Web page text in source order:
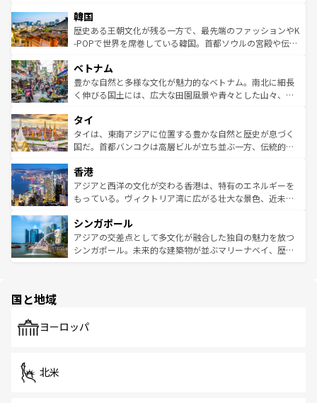
はコンテンツ一覧
いる。アクティビティも充実しており、サーフィンやダイ
ビング、ハイキングなど、アウトドア好きにはたまらな
い。オーストラリアの多彩な魅力を存分に味わいつくそ
参照してほしい。
ン）、静ひつな山岳地帯である台湾東部など、都市の喧騒
と山間の静けさが共存しており、訪れる人に新しい発見と
驚きをもたらしてくれる。また、奥深い台湾の食文化も魅
容にもいいと評判のスイーツなど、バラエティ豊かな料理
が味わえる。 なお、新着の台湾情報は コンテンツ一覧を参
照してほしい。
韓国
歴史ある王朝文化が残る一方で、最先端のファッションやK
-POPで世界を席巻している韓国。首都ソウルの宮殿や伝統
き、地方に足を延ばせば四季折々の自然美を楽しむことが
できる。そして、キムチや焼肉、絶品のストリートフード
まで、さまざまな韓国料理が待っている。夜には、韓国な
リティに包まれながら、韓国の多彩な魅力を心ゆくまで味
わってみてほしい。 なお、新着の韓国情報はコンテンツ一
覧を参照してほしい。
ベトナム
豊かな自然と多様な文化が魅力的なベトナム。南北に細長
く伸びる国土には、広大な田園風景や青々とした山々、世
急速な発展と共に伝統が息づく。ハノイの古い町並みやホ
ーチミン市のフランス統治時代の建物も、独特の雰囲気を
醸し出している。また、バラエティの豊かさとおいしさで
とつ。フォーやバインミー、ベトナムコーヒーなどは、ぜ
ひ現地で味わいたい。どの地域を訪れてもあたたかい人々
が旅行者を迎えてくれるので、きっと忘れられない旅にな
参照してほしい。
タイ
タイは、東南アジアに位置する豊かな自然と歴史が息づく
国だ。首都バンコクは高層ビルが立ち並ぶ一方、伝統的な
の活気が交差している。北部ではチェンマイなどの山岳地
帯で自然と触れ合い、南部ではプーケットやクラビの美し
いビーチでリゾート気分を楽しむことができる。タイ料理
激する。気候は一年中温暖で、どの季節にも異なる楽しみ
が待っている。親しみやすいタイの人々、仏教を中心とし
た文化、そして多様な観光資源が、訪れる旅人を魅了し続
香港
アジアと西洋の文化が交わる香港は、特有のエネルギーを
もっている。ヴィクトリア湾に広がる壮大な景色、近未来
み、どこを訪れても感動するはず。観光スポットが密集し
ており、効率よく見どころを回れるのも魅力。息をのむよ
うな絶景から文化的な体験まで、香港を存分に楽しみ尽く
シンガポール
アジアの交差点として多文化が融合した独自の魅力を放つ
シンガポール。未来的な建築物が並ぶマリーナベイ、歴史
で、ホーカーズは地元の風情を楽しめる外せないスポット
国と地域
ヨーロッパ
北米